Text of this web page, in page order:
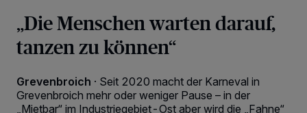
„Die Menschen warten darauf,
tanzen zu können“
Grevenbroich · Seit 2020 macht der Karneval in
Grevenbroich mehr oder weniger Pause – in der
„Mietbar“ im Industriegebiet-Ost aber wird die „Fahne“
Wir und unsere218-Partner speichern und greifen auf personenbezogene Daten
Partner verarbeiten Daten, um Ihnen Dienste bereitzustellen“ aufgeführten
Zwecke. Wenn Tracker deaktiviert sind, sind manche Inhalte und Anzeigen
möglicherweise nicht mehr so relevant für Sie. Sie können dieses Menü jederzeit
wieder aufrufen, um Ihre Einstellungen zu ändern oder Ihre Einwilligung zu